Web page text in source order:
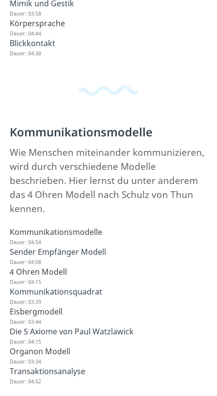
Mimik und Gestik
Dauer: 03:58
Körpersprache
Dauer: 04:44
Blickkontakt
Dauer: 04:38
Kommunikationsmodelle
Wie Menschen miteinander kommunizieren,
wird durch verschiedene Modelle
beschrieben. Hier lernst du unter anderem
das 4 Ohren Modell nach Schulz von Thun
kennen.
Kommunikationsmodelle
Dauer: 04:54
Sender Empfänger Modell
Dauer: 04:08
4 Ohren Modell
Dauer: 04:15
Kommunikationsquadrat
Dauer: 03:39
Eisbergmodell
Dauer: 03:44
Die 5 Axiome von Paul Watzlawick
Dauer: 04:15
Organon Modell
Dauer: 03:34
Transaktionsanalyse
Dauer: 04:52